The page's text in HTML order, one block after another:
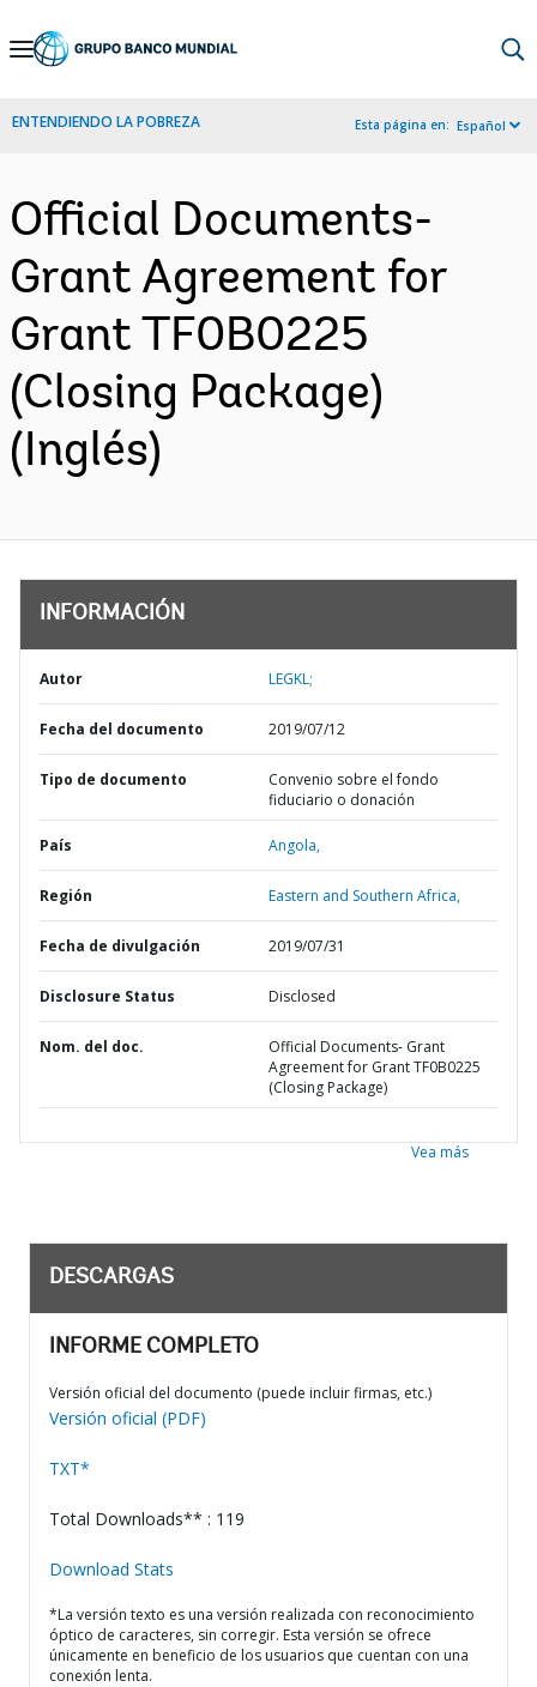
Skip
Navigation
ENTENDIENDO LA POBREZA Esta página en: Español
Official Documents-
Grant Agreement for
Grant TF0B0225
(Closing Package)
(Inglés)
INFORMACIÓN
Autor LEGKL;
Fecha del documento 2019/07/12
Tipo de documento
Convenio sobre el fondo
fiduciario o donación
País Angola,
Región Eastern and Southern Africa,
Fecha de divulgación 2019/07/31
Disclosure Status Disclosed
Nom. del doc.
Official Documents- Grant
Agreement for Grant TF0B0225
(Closing Package)
Vea más
DESCARGAS
INFORME COMPLETO
Versión oficial del documento (puede incluir firmas, etc.)
Versión oficial (PDF)
TXT*
Total Downloads** : 119
Download Stats
*La versión texto es una versión realizada con reconocimiento
óptico de caracteres, sin corregir. Esta versión se ofrece
únicamente en beneficio de los usuarios que cuentan con una
conexión lenta.